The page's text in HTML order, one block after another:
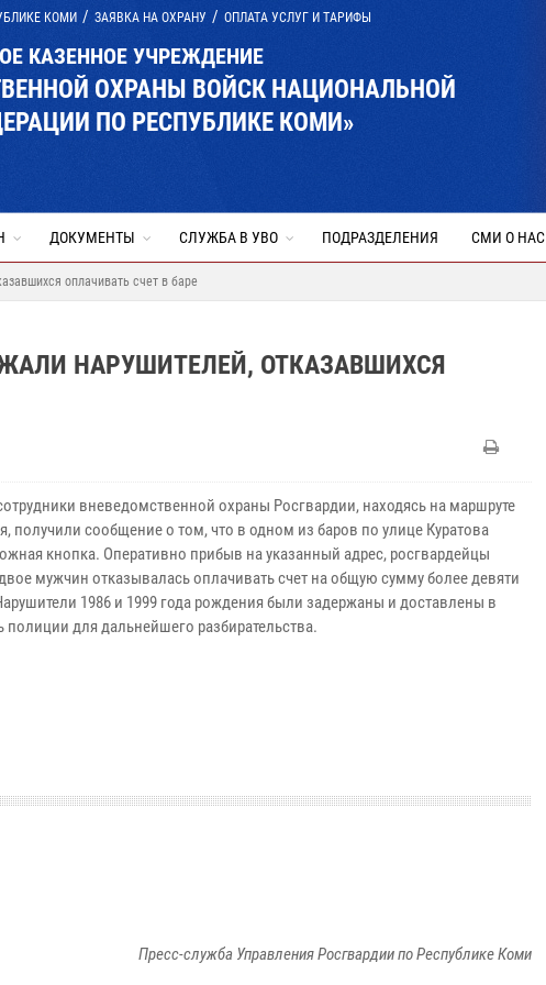
КОМИ ЗАЯВКА НА ОХРАНУ ОПЛАТА УСЛУГ И ТАРИФЫ
КАЗЕННОЕ УЧРЕЖДЕНИЕ
ОХРАНЫ ВОЙСК НАЦИОНАЛЬНОЙ
ПО РЕСПУБЛИКЕ КОМИ»
ДОКУМЕНТЫ СЛУЖБА В УВО ПОДРАЗДЕЛЕНИЯ СМИ О НАС
оплачивать счет в баре
НАРУШИТЕЛЕЙ, ОТКАЗАВШИХСЯ
вневедомственной охраны Росгвардии, находясь на маршруте
получили сообщение о том, что в одном из баров по улице Куратова
кнопка. Оперативно прибыв на указанный адрес, росгвардейцы
мужчин отказывалась оплачивать счет на общую сумму более девяти
1986 и 1999 года рождения были задержаны и доставлены в
полиции для дальнейшего разбирательства.
Пресс-служба Управления Росгвардии по Республике Коми